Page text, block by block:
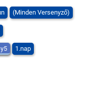
(Minden Versenyző)
1.nap